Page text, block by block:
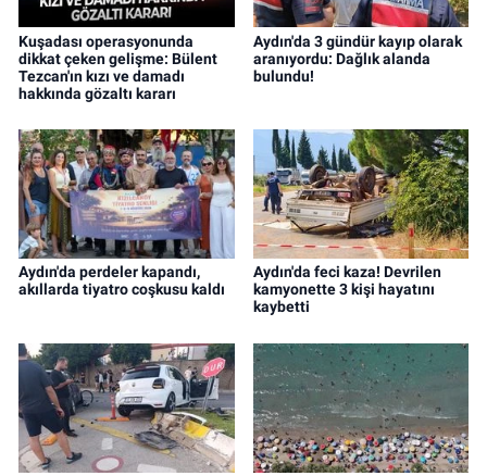
Kuşadası operasyonunda
dikkat çeken gelişme: Bülent
Tezcan'ın kızı ve damadı
hakkında gözaltı kararı
Aydın'da 3 gündür kayıp olarak
aranıyordu: Dağlık alanda
bulundu!
Aydın'da perdeler kapandı,
akıllarda tiyatro coşkusu kaldı
Aydın'da feci kaza! Devrilen
kamyonette 3 kişi hayatını
kaybetti